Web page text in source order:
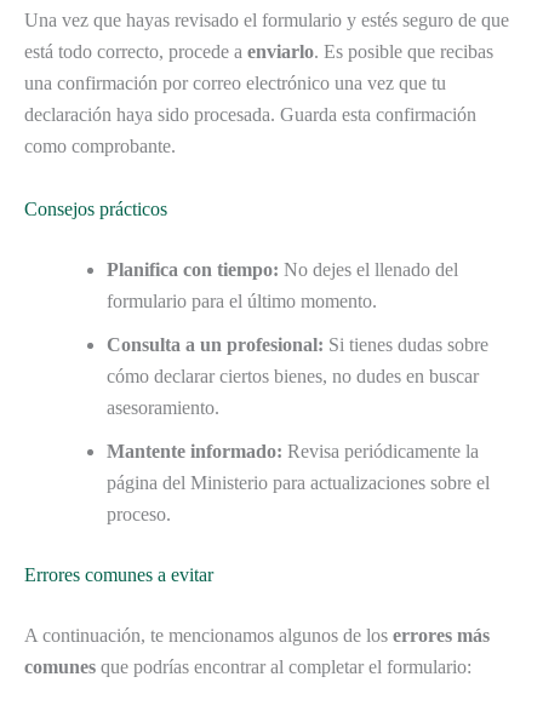
Una vez que hayas revisado el formulario y estés seguro de que
está todo correcto, procede a enviarlo. Es posible que recibas
una confirmación por correo electrónico una vez que tu
declaración haya sido procesada. Guarda esta confirmación
como comprobante.
Consejos prácticos
Planifica con tiempo: No dejes el llenado del
formulario para el último momento.
Consulta a un profesional: Si tienes dudas sobre
cómo declarar ciertos bienes, no dudes en buscar
asesoramiento.
Mantente informado: Revisa periódicamente la
página del Ministerio para actualizaciones sobre el
proceso.
Errores comunes a evitar
A continuación, te mencionamos algunos de los errores más
comunes que podrías encontrar al completar el formulario: